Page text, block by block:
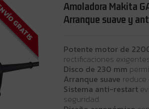
GRATIS
Amoladora Makita
Arranque suave y
Potente motor de
rectificaciones
Disco de 230 mm
Arranque suave
Sistema anti-restart
seguridad.